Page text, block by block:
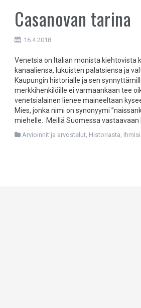
Casanovan tarina
16.4.2018
Venetsia on Italian monista kiehtovista
kanaaliensa, lukuisten palatsiensa ja
Kaupungin historialle ja sen
merkkihenkilöille ei varmaankaan tee
venetsialainen lienee maineeltaan
Mies, jonka nimi on synonyymi
miehelle. Meillä Suomessa vastaavaan
Arvioinnit ja arvostelut, Historiasta,